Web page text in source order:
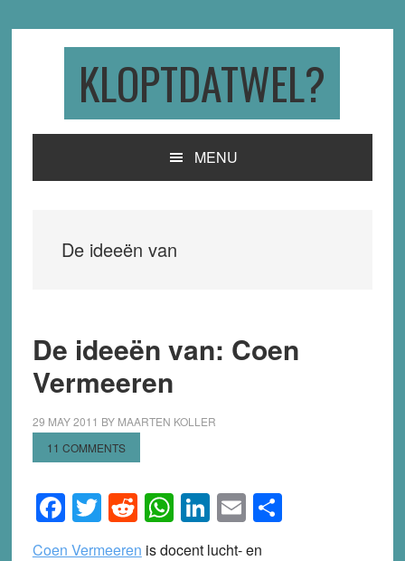
KLOPTDATWEL?
MENU
De ideeën van
De ideeën van: Coen
Vermeeren
29 MAY 2011 BY MAARTEN KOLLER
11 COMMENTS
Facebook
Twitter
Reddit
WhatsApp
LinkedIn
EmailShare
Coen Vermeeren is docent lucht- en